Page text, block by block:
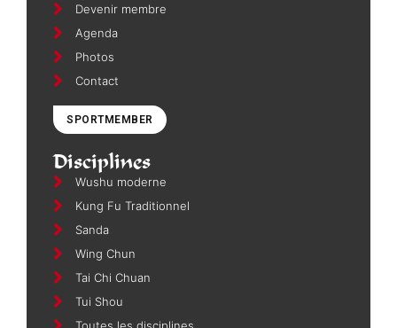
Devenir membre
Agenda
Photos
Contact
SPORTMEMBER
Disciplines
Wushu moderne
Kung Fu Traditionnel
Sanda
Wing Chun
Tai Chi Chuan
Tui Shou
Toutes les disciplines